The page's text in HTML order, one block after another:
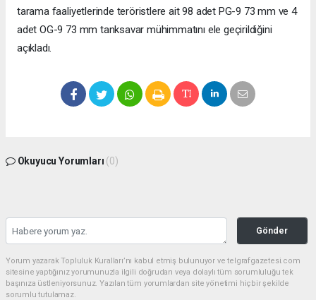
tarama faaliyetlerinde teröristlere ait 98 adet PG-9 73 mm ve 4
adet OG-9 73 mm tanksavar mühimmatını ele geçirildiğini
açıkladı.
Okuyucu Yorumları (0)
Gönder
Yorum yazarak Topluluk Kuralları’nı kabul etmiş bulunuyor ve telgrafgazetesi.com
sitesine yaptığınız yorumunuzla ilgili doğrudan veya dolaylı tüm sorumluluğu tek
başınıza üstleniyorsunuz. Yazılan tüm yorumlardan site yönetimi hiçbir şekilde
sorumlu tutulamaz.